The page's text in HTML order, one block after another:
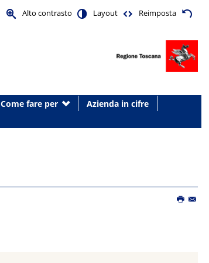
Alto contrasto Layout Reimposta
Come fare per
Azienda in cifre